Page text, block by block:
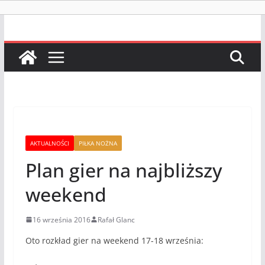
AKTUALNOŚCI PIŁKA NOŻNA
Plan gier na najbliższy
weekend
16 września 2016 Rafał Glanc
Oto rozkład gier na weekend 17-18 września: